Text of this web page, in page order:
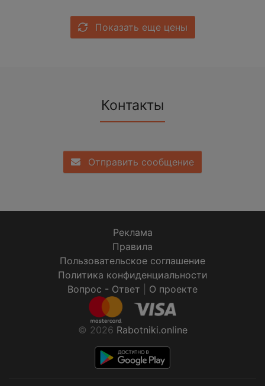
Показать еще цены
Контакты
Отправить сообщение
Реклама
Правила
Пользовательское соглашение
Политика конфиденциальности
Вопрос - Ответ
О проекте
© 2026 Rabotniki.online